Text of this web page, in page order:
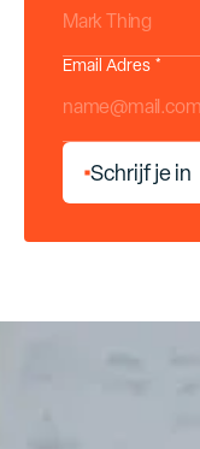
Email Adres *
Schrijfjein